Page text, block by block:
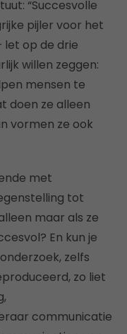
“Succesvolle
pijler voor het
let op de drie
willen zeggen:
mensen te
doen ze alleen
vormen ze ook
met
tot
maar als ze
En kun je
zelfs
zo liet
communicatie